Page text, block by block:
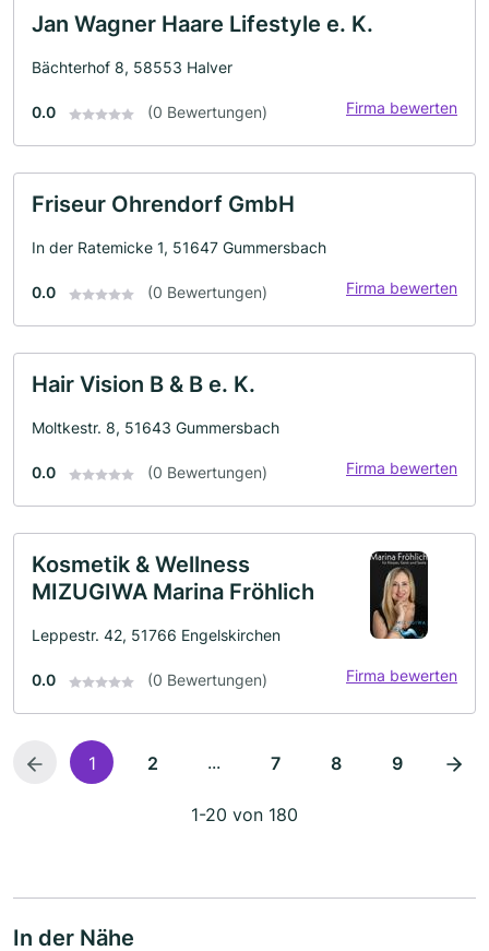
Jan Wagner Haare Lifestyle e. K.
Bächterhof 8, 58553 Halver
0.0 (0 Bewertungen) Firma bewerten
Friseur Ohrendorf GmbH
In der Ratemicke 1, 51647 Gummersbach
0.0 (0 Bewertungen) Firma bewerten
Hair Vision B & B e. K.
Moltkestr. 8, 51643 Gummersbach
0.0 (0 Bewertungen) Firma bewerten
Kosmetik & Wellness
MIZUGIWA Marina Fröhlich
Leppestr. 42, 51766 Engelskirchen
0.0 (0 Bewertungen) Firma bewerten
1 2 ... 7 8 9
1-20 von 180
In der Nähe